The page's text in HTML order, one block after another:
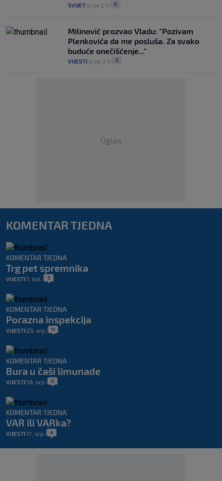
SVIJET prije 2 h 0
Milinović prozvao Vladu: "Pozivam
Plenkovića da me posluša. Za svako
buduće onečišćenje..."
VIJESTI prije 3 h 2
Oglas
KOMENTAR TJEDNA
KOMENTAR TJEDNA
Trg pet spremnika
VIJESTI 1. kol. 5
KOMENTAR TJEDNA
Porazna inspekcija
VIJESTI 25. srp. 11
KOMENTAR TJEDNA
Bura u čaši limunade
VIJESTI 18. srp. 0
KOMENTAR TJEDNA
VAR ili VARka?
VIJESTI 11. srp. 4